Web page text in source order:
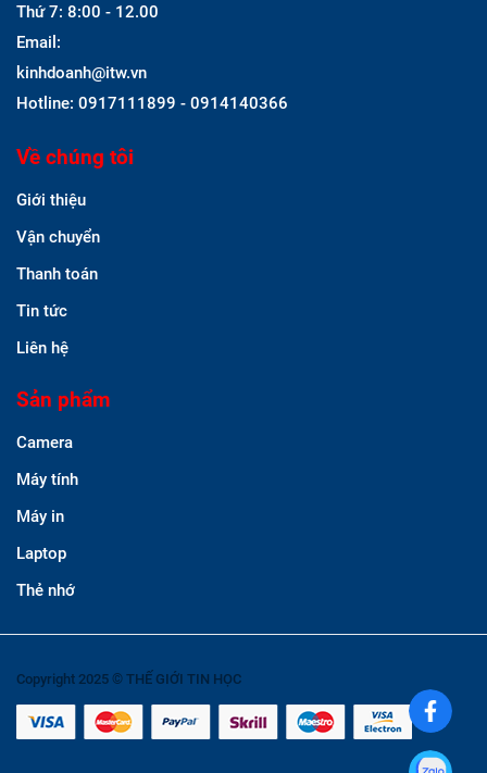
Thứ 7: 8:00 - 12.00
Email:
kinhdoanh@itw.vn
Hotline: 0917111899 - 0914140366
Về chúng tôi
Giới thiệu
Vận chuyển
Thanh toán
Tin tức
Liên hệ
Sản phẩm
Camera
Máy tính
Máy in
Laptop
Thẻ nhớ
Copyright 2025 © THẾ GIỚI TIN HỌC